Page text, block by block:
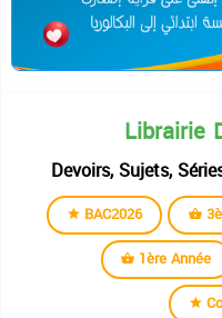
Devoirs, Sujets,
BAC2026
1ère Année